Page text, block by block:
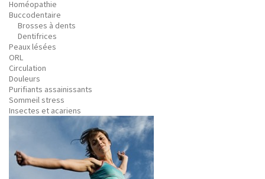
Homéopathie
Buccodentaire
Brosses à dents
Dentifrices
Peaux lésées
ORL
Circulation
Douleurs
Purifiants assainissants
Sommeil stress
Insectes et acariens